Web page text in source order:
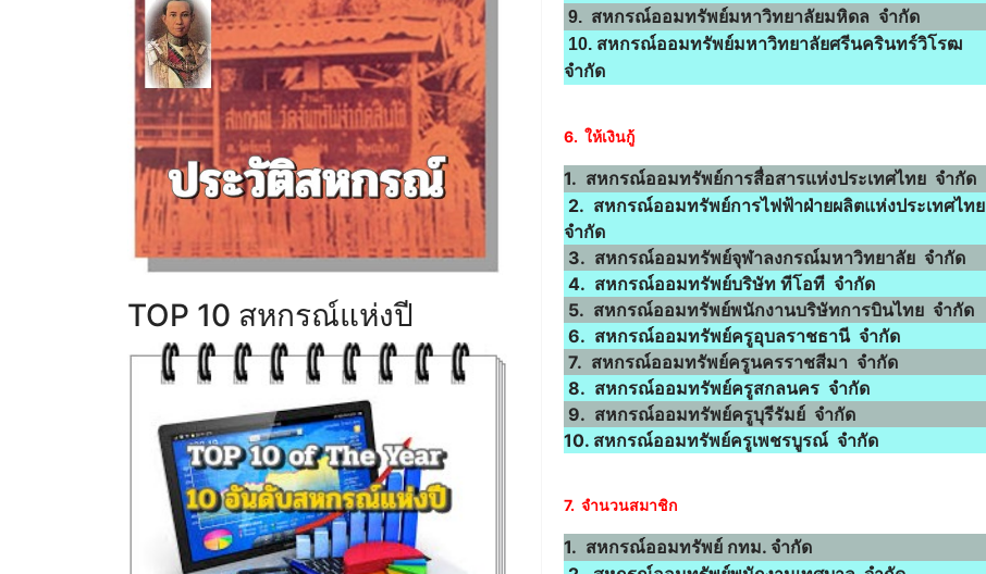
TOP 10 สหกรณ์แห่งปี
9. สหกรณ์ออมทรัพย์มหาวิทยาลัยมหิดล จำกัด
10. สหกรณ์ออมทรัพย์มหาวิทยาลัยศรีนครินทร์วิโรฒ
จำกัด
6. ให้เงินกู้
1. สหกรณ์ออมทรัพย์การสื่อสารแห่งประเทศไทย จำกัด
2. สหกรณ์ออมทรัพย์การไฟฟ้าฝ่ายผลิตแห่งประเทศไทย
จำกัด
3. สหกรณ์ออมทรัพย์จุฬาลงกรณ์มหาวิทยาลัย จำกัด
4. สหกรณ์ออมทรัพย์บริษัท ทีโอที จำกัด
5. สหกรณ์ออมทรัพย์พนักงานบริษัทการบินไทย จำกัด
6. สหกรณ์ออมทรัพย์ครูอุบลราชธานี จำกัด
7. สหกรณ์ออมทรัพย์ครูนครราชสีมา จำกัด
8. สหกรณ์ออมทรัพย์ครูสกลนคร จำกัด
9. สหกรณ์ออมทรัพย์ครูบุรีรัมย์ จำกัด
10. สหกรณ์ออมทรัพย์ครูเพชรบูรณ์ จำกัด
7. จำนวนสมาชิก
1. สหกรณ์ออมทรัพย์ กทม. จำกัด